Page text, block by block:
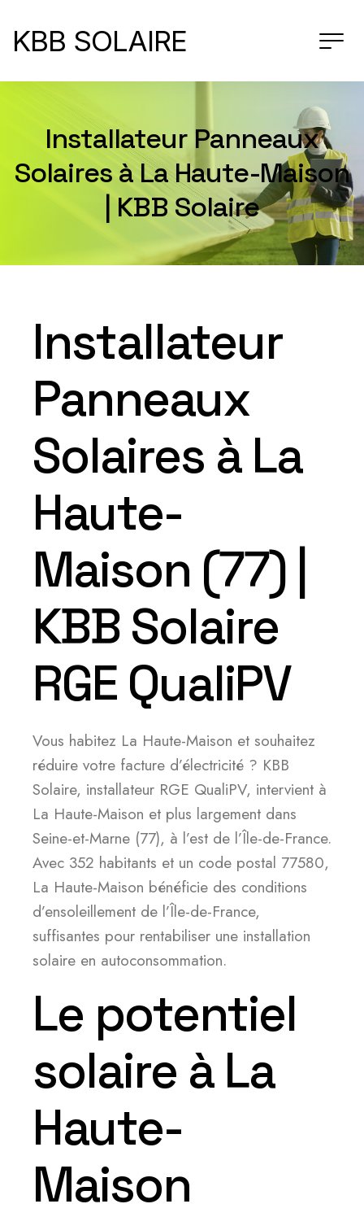
KBB SOLAIRE
Installateur Panneaux
Solaires à La Haute-Maison
| KBB Solaire
Installateur
Panneaux
Solaires à La
Haute-
Maison (77) |
KBB Solaire
RGE QualiPV
Vous habitez La Haute-Maison et souhaitez
réduire votre facture d’électricité ? KBB
Solaire, installateur RGE QualiPV, intervient à
La Haute-Maison et plus largement dans
Seine-et-Marne (77), à l’est de l’Île-de-France.
Avec 352 habitants et un code postal 77580,
La Haute-Maison bénéficie des conditions
d’ensoleillement de l’Île-de-France,
suffisantes pour rentabiliser une installation
solaire en autoconsommation.
Le potentiel
solaire à La
Haute-
Maison